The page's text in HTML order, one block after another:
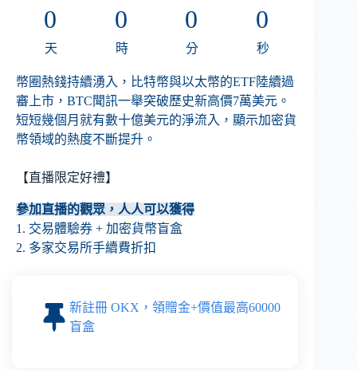
0
天
0
時
0
分
0
秒
幣圈熱錢持續湧入，比特幣與以太幣的ETF陸續過
審上市，BTC聞訊一舉突破歷史新高價7萬美元。
短短幾個月就有數十億美元的淨流入，顯示加密貨
幣領域的熱度不斷提升。
【直播限定好禮】
參加直播的觀眾，人人可以獲得
1. 交易體驗券 + 加密貨幣盲盒
2. 多家交易所手續費折扣
新註冊 OKX，領贈金+價值最高60000
盲盒